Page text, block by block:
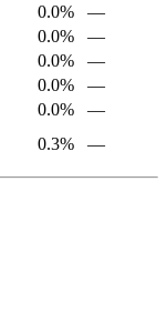
0.0%
—
0.0%
—
0.0%
—
0.0%
—
0.0%
—
0.3% —